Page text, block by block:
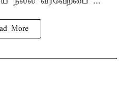
More